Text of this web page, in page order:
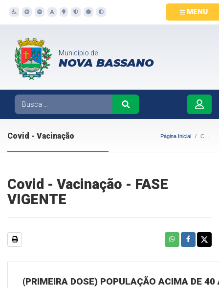
MENU
Município de
NOVA BASSANO
Covid - Vacinação Página Inicial Covid - Vacinação
Covid - Vacinação - FASE
VIGENTE
(PRIMEIRA DOSE) POPULAÇÃO ACIMA DE 40